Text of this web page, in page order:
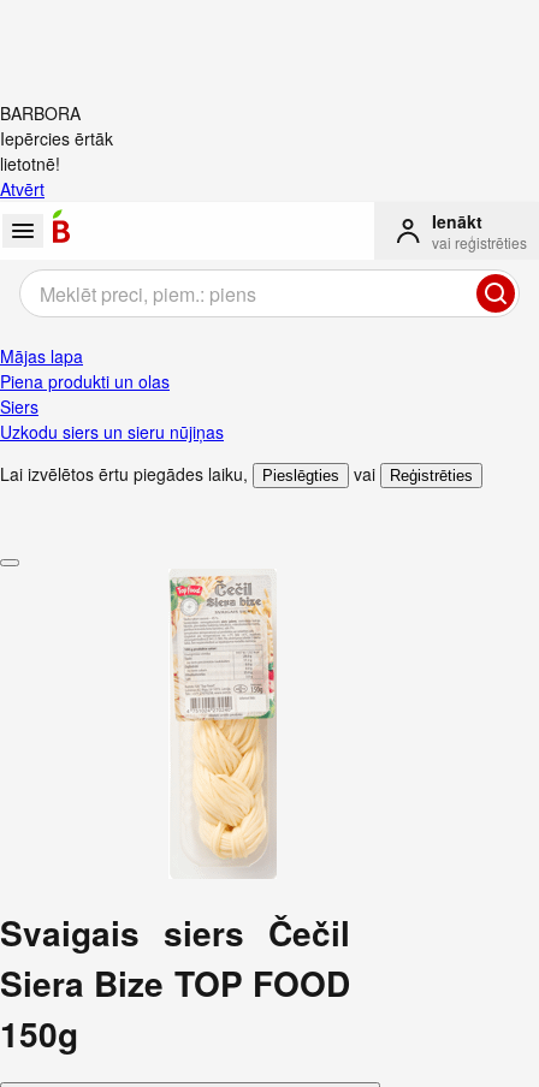
BARBORA
Iepērcies ērtāk
lietotnē!
Atvērt
Ienākt
vai reģistrēties
Mājas lapa
Piena produkti un olas
Siers
Uzkodu siers un sieru nūjiņas
Lai izvēlētos ērtu piegādes laiku, Pieslēgties vai Reģistrēties
Svaigais siers Čečil
Siera Bize TOP FOOD
150g